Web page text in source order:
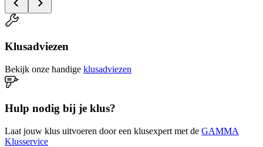
Klusadviezen
Bekijk onze handige klusadviezen
Hulp nodig bij je klus?
Laat jouw klus uitvoeren door een klusexpert met de GAMMA
Klusservice